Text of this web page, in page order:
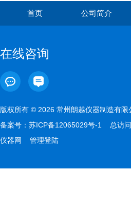
首页 公司简介
在线咨询
版权所有 © 2026 常州朗越仪器制造有
备案号： 苏ICP备12065029号-1 总访问
仪器网
管理登陆